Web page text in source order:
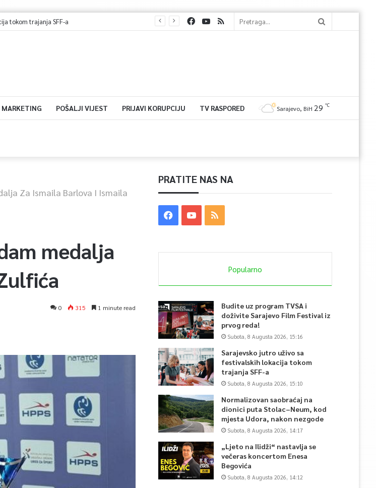
MARKETING POŠALJI VIJEST PRIJAVI KORUPCIJU TV RASPORED Sarajevo, BiH 29 ℃
Za Ismaila Barlova I Ismaila
medalja
0 315 1 minute read
PRATITE NAS NA
Popularno
Budite uz program TVSA i
doživite Sarajevo Film Festival iz
prvog reda!
Subota, 8 Augusta 2026, 15:16
Sarajevsko jutro uživo sa
festivalskih lokacija tokom
trajanja SFF-a
Subota, 8 Augusta 2026, 15:10
Normalizovan saobraćaj na
dionici puta Stolac–Neum, kod
mjesta Udora, nakon nezgode
Subota, 8 Augusta 2026, 14:17
„Ljeto na Ilidži“ nastavlja se
večeras koncertom Enesa
Begovića
Subota, 8 Augusta 2026, 14:12